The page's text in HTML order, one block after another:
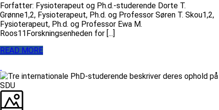
Forfatter: Fysioterapeut og Ph.d.-studerende Dorte T.
Grønne1,2, Fysioterapeut, Ph.d. og Professor Søren T. Skou1,2,
Fysioterapeut, Ph.d. og Professor Ewa M.
Roos11Forskningsenheden for [...]
READ MORE